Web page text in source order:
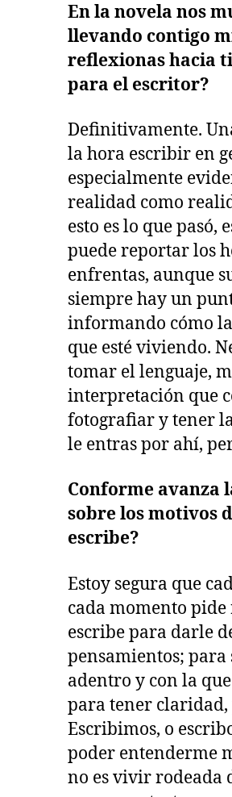
En la novela nos
llevando contigo
reflexionas hacia
para el escritor?
Definitivamente.
la hora escribir en
especialmente
realidad como
esto es lo que pasó,
puede reportar los
enfrentas, aunque
siempre hay un
informando cómo
que esté viviendo.
tomar el lenguaje,
interpretación que
fotografiar y tener
le entras por ahí,
Conforme avanza
sobre los motivos
escribe?
Estoy segura que
cada momento
escribe para darle
pensamientos;
adentro y con la
para tener
Escribimos, o
poder entenderme
no es vivir rodeada